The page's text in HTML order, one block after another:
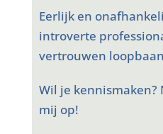
Eerlijk en
introverte
vertrouwen
Wil je kennismaken?
mij op!